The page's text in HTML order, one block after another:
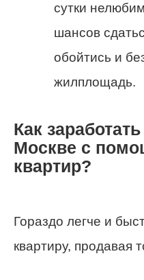
сутки
шансов
обойтись и
жилплощадь.
Как
Москве с
квартир?
Гораздо легче и
квартиру, продавая